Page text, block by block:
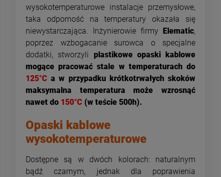
wysokotemperaturowe instalacje przemysłowe,
taka odporność na temperatury okazała się
niewystarczająca. Inżynierowie firmy
Elematic,
poprzez wzbogacanie surowca o specjalne
dodatki, stworzyli plastikowe opaski kablowe
mogące pracować stale w temperaturach do
125°C a w przypadku krótkotrwałych skoków
maksymalna temperatura może wzrosnąć
nawet do 150°C (w teście 500h).
Opaski kablowe
wysokotemperaturowe
Dostępne są w dwóch kolorach: naturalnym
bądź czarnym, jednak dla poprawienia